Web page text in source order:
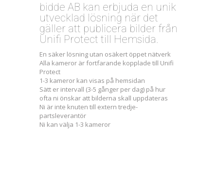
bidde AB kan erbjuda en unik
utvecklad lösning när det
gäller att publicera bilder från
Unifi Protect till Hemsida.
En säker lösning utan osäkert öppet nätverk
Alla kameror är fortfarande kopplade till Unifi
Protect
1-3 kameror kan visas på hemsidan
Sätt er intervall (3-5 gånger per dag) på hur
ofta ni önskar att bilderna skall uppdateras
Ni är inte knuten till extern tredje-
partsleverantör
Ni kan välja 1-3 kameror